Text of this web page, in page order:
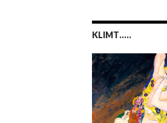
KLIMT…..